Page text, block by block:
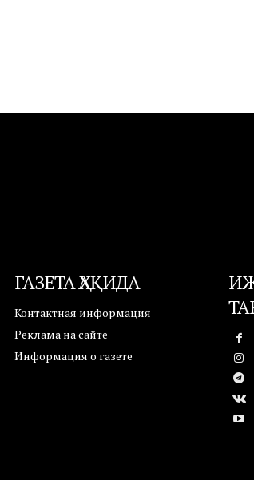
ГАЗЕТА ҲАҚИДА
Контактная информация
Реклама на сайте
Информация о газете